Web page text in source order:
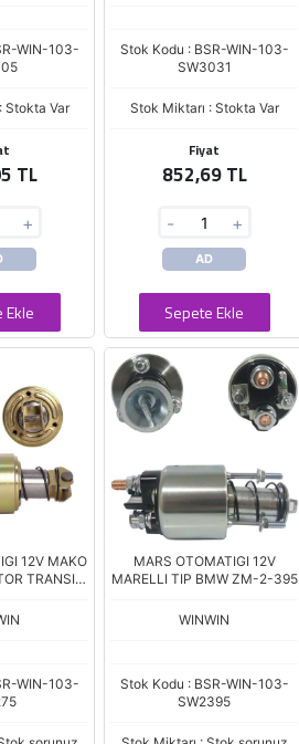
WIN-103-
Stokta Var
TL
+
Ekle
Stok Kodu : BSR-WIN-103-
SW3031
Stok Miktarı : Stokta Var
Fiyat
852,69 TL
- +
AD
Sepete Ekle
12V MAKO
TRANSIT
63693801
WIN-103-
MARS OTOMATIGI 12V
MARELLI TIP BMW ZM-2-395
WINWIN
Stok Kodu : BSR-WIN-103-
SW2395